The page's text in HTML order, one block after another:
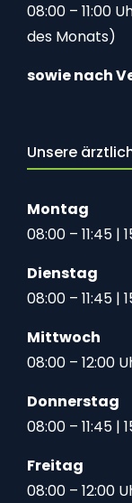
08:00 – 11:00
des Monats)
sowie nach
Unsere
Montag
08:00 – 11:45 |
Dienstag
08:00 – 11:45 |
Mittwoch
08:00 – 12:00
Donnerstag
08:00 – 11:45 |
Freitag
08:00 – 12:00